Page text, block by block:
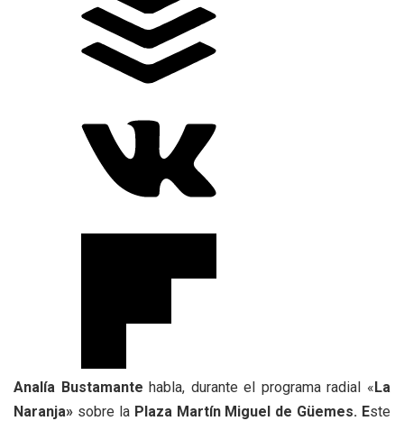
Analía Bustamante habla, durante el programa radial « La
Naranja» sobre la Plaza Martín Miguel de Güemes. Este